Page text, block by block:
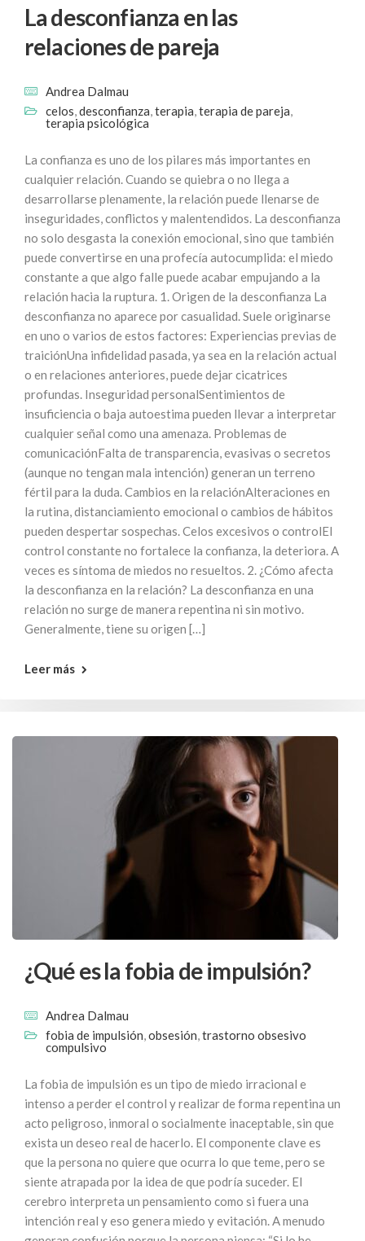
La desconfianza en las
relaciones de pareja
Andrea Dalmau
celos,desconfianza,terapia,terapia de pareja,
terapia psicológica
La confianza es uno de los pilares más importantes en
cualquier relación. Cuando se quiebra o no llega a
desarrollarse plenamente, la relación puede llenarse de
inseguridades, conflictos y malentendidos. La desconfianza
no solo desgasta la conexión emocional, sino que también
puede convertirse en una profecía autocumplida: el miedo
constante a que algo falle puede acabar empujando a la
relación hacia la ruptura. 1. Origen de la desconfianza La
desconfianza no aparece por casualidad. Suele originarse
en uno o varios de estos factores: Experiencias previas de
traiciónUna infidelidad pasada, ya sea en la relación actual
o en relaciones anteriores, puede dejar cicatrices
profundas. Inseguridad personalSentimientos de
insuficiencia o baja autoestima pueden llevar a interpretar
cualquier señal como una amenaza. Problemas de
comunicaciónFalta de transparencia, evasivas o secretos
(aunque no tengan mala intención) generan un terreno
fértil para la duda. Cambios en la relaciónAlteraciones en
la rutina, distanciamiento emocional o cambios de hábitos
pueden despertar sospechas. Celos excesivos o controlEl
control constante no fortalece la confianza, la deteriora. A
veces es síntoma de miedos no resueltos. 2. ¿Cómo afecta
la desconfianza en la relación? La desconfianza en una
relación no surge de manera repentina ni sin motivo.
Generalmente, tiene su origen […]
Leer más
¿Qué es la fobia de impulsión?
Andrea Dalmau
fobia de impulsión,obsesión,trastorno obsesivo
compulsivo
La fobia de impulsión es un tipo de miedo irracional e
intenso a perder el control y realizar de forma repentina un
acto peligroso, inmoral o socialmente inaceptable, sin que
exista un deseo real de hacerlo. El componente clave es
que la persona no quiere que ocurra lo que teme, pero se
siente atrapada por la idea de que podría suceder. El
cerebro interpreta un pensamiento como si fuera una
intención real y eso genera miedo y evitación. A menudo